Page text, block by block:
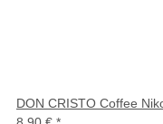
DON CRISTO Coffee